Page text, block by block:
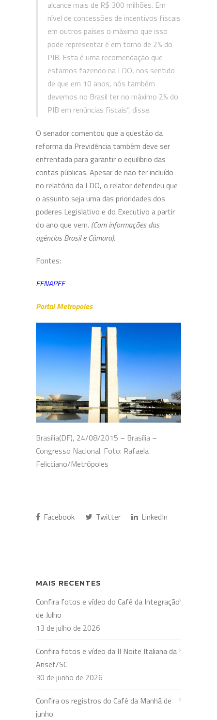
alcance mais de R$ 300 milhões. Em
nível de concessões de incentivos fiscais
em outros países o máximo que isso
pode representar é em torno de 2% do
PIB. Esta é uma recomendação que
estamos fazendo na LDO, nos sentido
de que em 10 anos, nós também
devemos no Brasil ter no máximo 2% do
PIB em renúncias fiscais”, disse.
O senador comentou que a questão da
reforma da Previdência também deve ser
enfrentada para garantir o equilíbrio das
contas públicas. Apesar de não ter incluído
no relatório da LDO, o relator defendeu que
o assunto seja uma das prioridades dos
poderes Legislativo e do Executivo a partir
do ano que vem. (Com informações das
agências Brasil e Câmara).
Fontes:
FENAPEF
Portal Metropoles
Brasília(DF), 24/08/2015 – Brasília –
Congresso Nacional. Foto: Rafaela
Felicciano/Metrópoles
Facebook Twitter LinkedIn
MAIS RECENTES
Confira fotos e vídeo do Café da Integração
de Julho
13 de julho de 2026
Confira fotos e vídeo da II Noite Italiana da
Ansef/SC
30 de junho de 2026
Confira os registros do Café da Manhã de
junho